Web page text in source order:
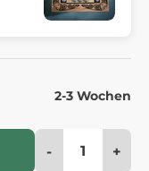
2-3 Wochen
- +